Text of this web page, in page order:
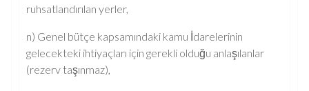
ruhsatlandırılan yerler,
n) Genel bütçe kapsamındaki kamu İdarelerinin
gelecekteki ihtiyaçları için gerekli olduğu anlaşılanlar
(rezerv taşınmaz),